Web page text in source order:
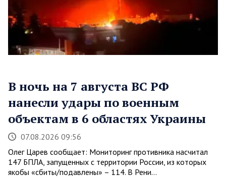
В ночь на 7 августа ВС РФ
нанесли удары по военным
объектам в 6 областях Украины
07.08.2026 09:56
Олег Царев сообщает: Мониторинг противника насчитал
147 БПЛА, запущенных с территории России, из которых
якобы «сбиты/подавлены» – 114. В Рени…